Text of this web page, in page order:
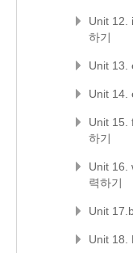
Unit 12.
하기
Unit 13.
Unit 14.
Unit 15.
하기
Unit 16.
력하기
Unit
Unit 18.